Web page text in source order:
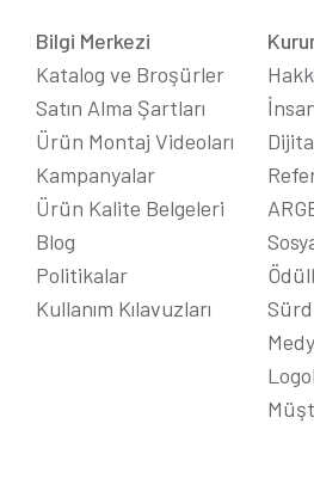
Bilgi Merkezi
Katalog ve Broşürler
Satın Alma Şartları
Ürün Montaj Videoları
Kampanyalar
Ürün Kalite Belgeleri
Blog
Politikalar
Kullanım Kılavuzları